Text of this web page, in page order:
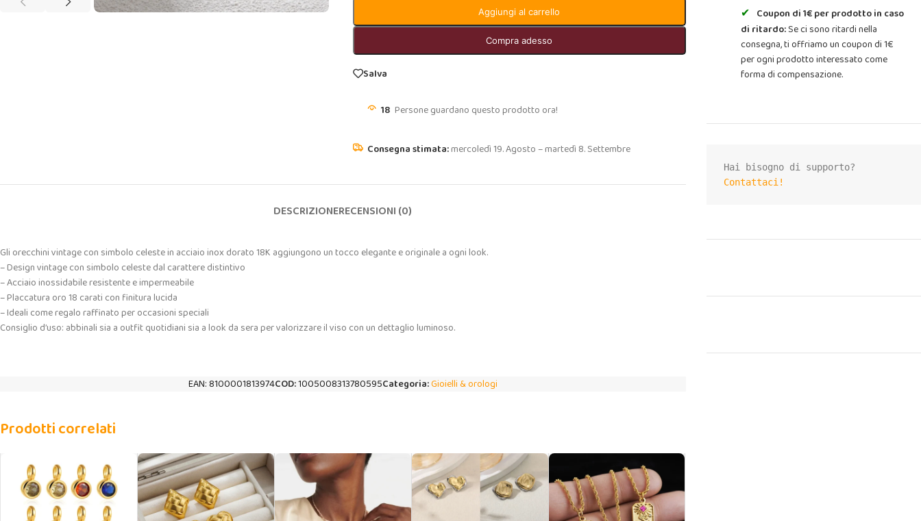
Aggiungi al carrello
Compra adesso
Salva
18 Persone guardano questo prodotto ora!
mercoledì 19. Agosto – martedì 8. Settembre
DESCRIZIONERECENSIONI (0)
Gli orecchini vintage con simbolo celeste in acciaio inox dorato 18K aggiungono un tocco elegante e originale a ogni look.
– Design vintage con simbolo celeste dal carattere distintivo
– Acciaio inossidabile resistente e impermeabile
– Placcatura oro 18 carati con finitura lucida
– Ideali come regalo raffinato per occasioni speciali
Consiglio d’uso: abbinali sia a outfit quotidiani sia a look da sera per valorizzare il viso con un dettaglio luminoso.
EAN:8100001813974COD:1005008313780595Categoria:Gioielli & orologi
Prodotti correlati
Coupon di 1€ per prodotto in caso
di ritardo:Se ci sono ritardi nella
consegna, ti offriamo un coupon di 1€
per ogni prodotto interessato come
forma di compensazione.
Contattaci!